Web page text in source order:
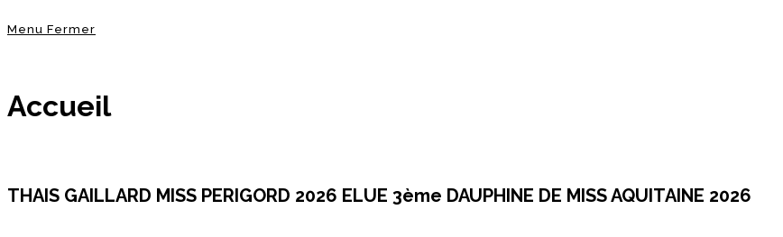
Menu Fermer
Accueil
THAIS GAILLARD MISS PERIGORD 2026 ELUE 3ème DAUPHINE DE MISS AQUITAINE 2026